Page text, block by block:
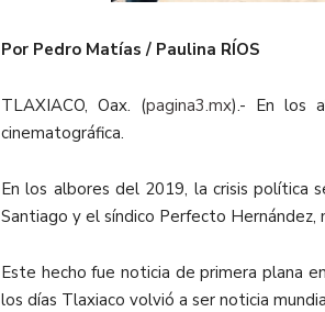
Por Pedro Matías / Paulina RÍOS
TLAXIACO, Oax. (pagina3.mx).- En los
cinematográfica.
En los albores del 2019, la crisis política
Santiago y el síndico Perfecto
Este hecho fue noticia de primera plana
los días Tlaxiaco volvió a ser noticia